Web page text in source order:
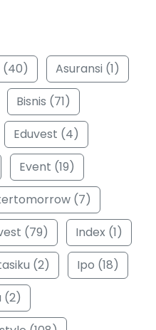
(40)
Asuransi (1)
Bisnis (71)
Eduvest (4)
Event (19)
(7)
(79)
Index (1)
(2)
Ipo (18)
(2)